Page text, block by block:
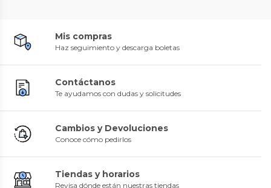
Mis compras
Haz seguimiento y descarga boletas
Contáctanos
Te ayudamos con dudas y solicitudes
Cambios y Devoluciones
Conoce cómo pedirlos
Tiendas y horarios
Revisa dónde están nuestras tiendas